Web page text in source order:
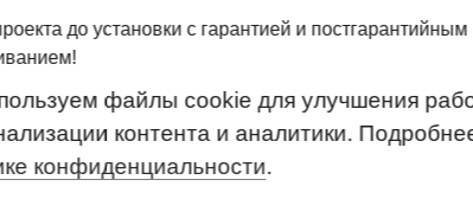
до установки с гарантией и постгарантийным
файлы cookie для улучшения
контента и аналитики.
конфиденциальности.